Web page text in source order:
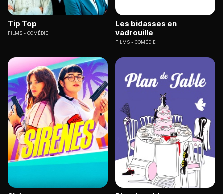
Tip Top
FILMS COMÉDIE
Les bidasses en
vadrouille
FILMS COMÉDIE